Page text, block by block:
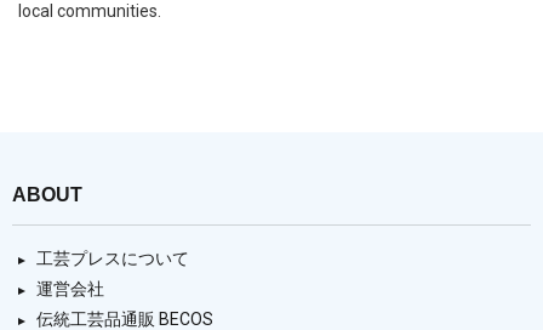
local communities.
ABOUT
工芸プレスについて
運営会社
伝統工芸品通販 BECOS